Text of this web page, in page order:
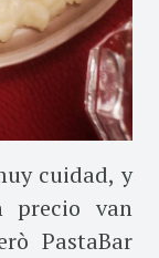
cuidad, y
precio van
PastaBar